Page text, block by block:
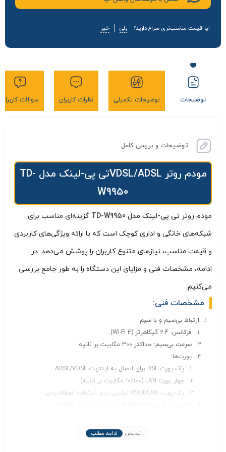
آیا قیمت مناسب‌تری سراغ دارید؟ بلی خیر
توضیحات توضیحات تکمیلی نظرات کاربران سوالات کاربران
توضیحات و بررسی کامل
مودم روتر VDSL/ADSLتی پی-لینک مدل TD-
W9950
مودم روتر تی پی-لینک مدل TD-W9950 گزینه‌ای مناسب برای
شبکه‌های خانگی و اداری کوچک است که با ارائه ویژگی‌های کاربردی
و قیمت مناسب، نیازهای متنوع کاربران را پوشش می‌دهد. در
ادامه، مشخصات فنی و مزایای این دستگاه را به طور جامع بررسی
می‌کنیم.
مشخصات فنی:
ارتباط بی‌سیم و با سیم:
فرکانس:
سرعت بی‌سیم: حداکثر 300 مگابیت بر ثانیه.
پورت‌ها:
یک پورت DSL برای اتصال به اینترنت ADSL/VDSL.
چهار پورت LAN (10/100 مگابیت بر ثانیه).
یک پورت WAN/LAN ترکیبی برای استفاده انعطاف‌پذیر.
سرعت دانلود تا 100 مگابیت بر ثانیه (VDSL).
نمایش ادامه مطلب